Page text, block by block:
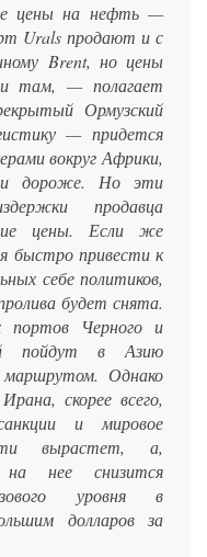
цены на нефть —
Urals продают и с
Brent, но цены
там, — полагает
Ормузский
— придется
вокруг Африки,
дороже. Но эти
продавца
цены. Если же
быстро привести к
себе политиков,
будет снята.
портов Черного и
пойдут в Азию
Однако
скорее всего,
и мировое
вырастет, а,
нее снизится
уровня в
долларов за